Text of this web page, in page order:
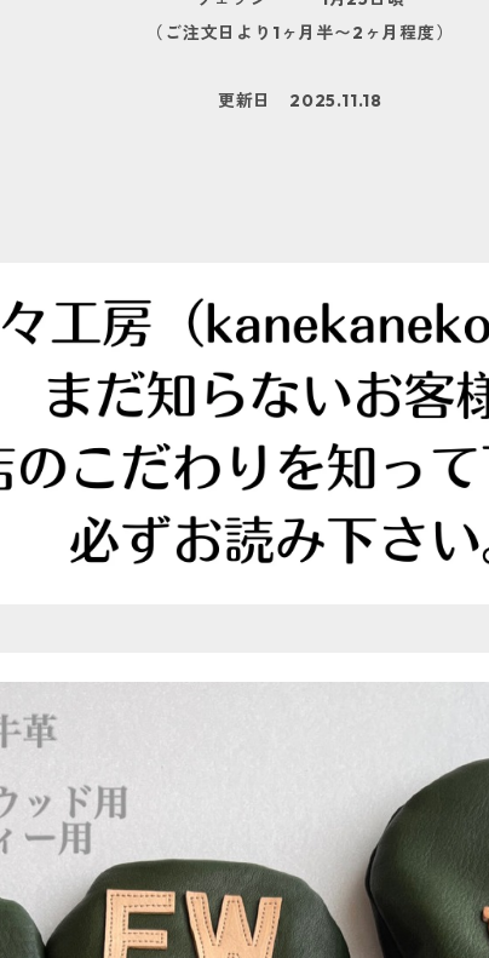
（ご注文日より1ヶ月半〜2ヶ月程度）
更新日 2025.11.18